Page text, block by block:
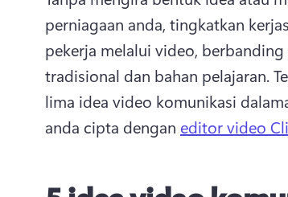
perniagaan anda, tingkatkan
pekerja melalui video,
tradisional dan bahan pelajaran.
lima idea video komunikasi
anda cipta dengan editor video